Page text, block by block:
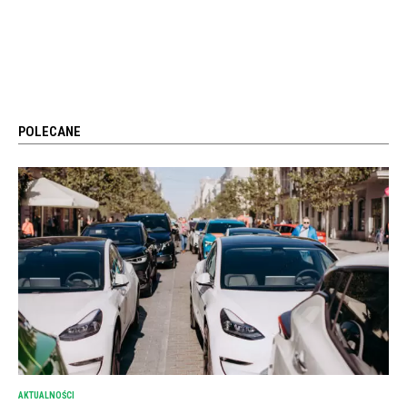
POLECANE
AKTUALNOŚCI